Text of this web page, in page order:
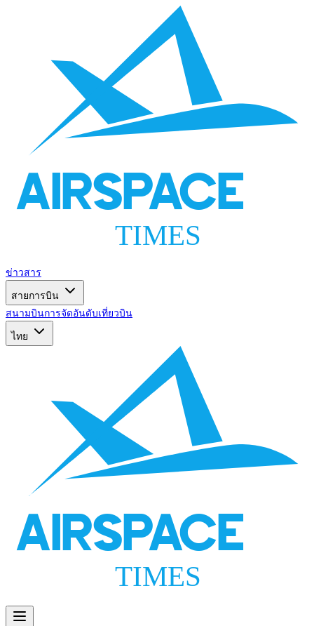
AIRSPACE
TIMES
ข่าวสาร
สายการบิน
สนามบินการจัดอันดับเที่ยวบิน
ไทย
AIRSPACE
TIMES